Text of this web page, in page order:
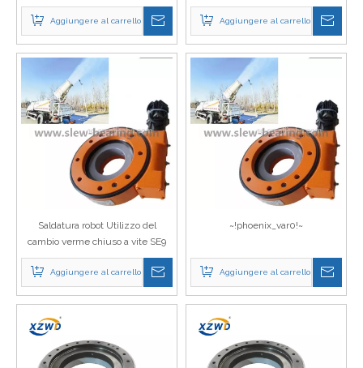
Aggiungere al carrello
meccanica Sleda a manicotto
pesante WEA21 con motore
idraulico
Aggiungere al carrello
Saldatura robot Utilizzo del
cambio verme chiuso a vite SE9
con un prezzo del motore
idraulico
Aggiungere al carrello
~!phoenix_var0!~
Aggiungere al carrello